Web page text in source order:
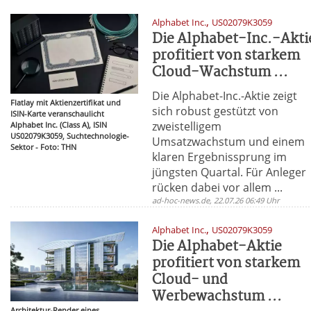
Flatlay mit Aktienzertifikat und
ISIN-Karte veranschaulicht
Alphabet Inc. (Class A), ISIN
US02079K3059, Suchtechnologie-
Sektor - Foto: THN
Alphabet Inc., US02079K3059
Die Alphabet-Inc.-
profitiert von starkem
Cloud-Wachstum ...
Die Alphabet-Inc.-Aktie zeigt
sich robust gestützt von
zweistelligem
Umsatzwachstum und einem
klaren Ergebnissprung im
jüngsten Quartal. Für Anleger
rücken dabei vor allem ...
ad-hoc-news.de, 22.07.26 06:49 Uhr
Alphabet Inc., US02079K3059
Die Alphabet-Aktie
profitiert von starkem
Cloud- und
Werbewachstum ...